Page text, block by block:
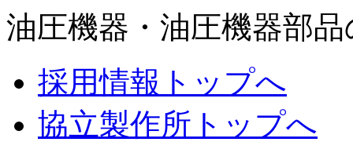
油圧機器・油圧機器部
採用情報トップへ
協立製作所トップへ